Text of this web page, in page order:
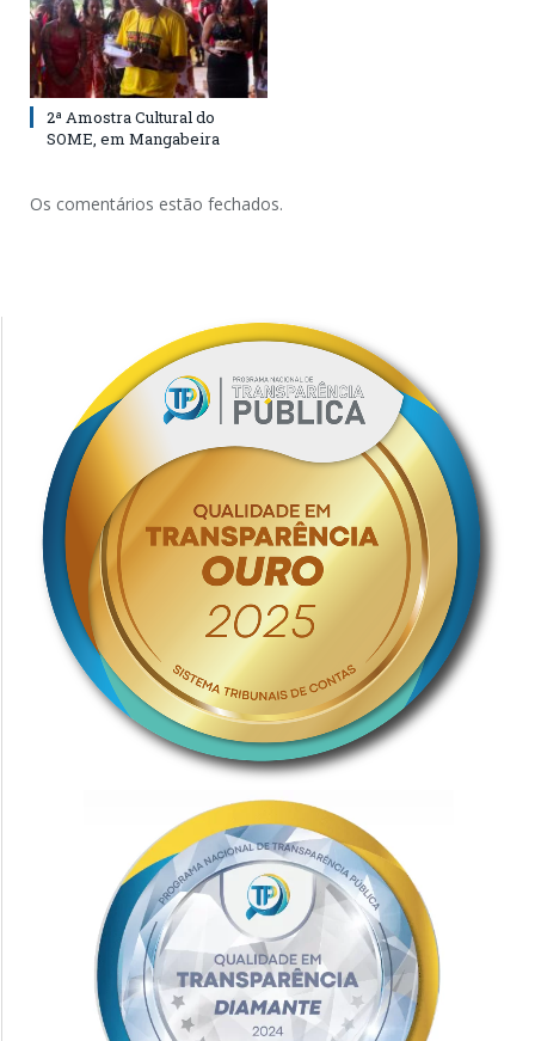
2ª Amostra Cultural do
SOME, em Mangabeira
Os comentários estão fechados.